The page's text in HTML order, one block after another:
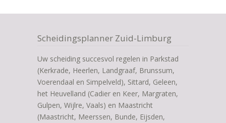
Scheidingsplanner Zuid-Limburg
Uw scheiding succesvol regelen in Parkstad
(Kerkrade, Heerlen, Landgraaf, Brunssum,
Voerendaal en Simpelveld), Sittard, Geleen,
het Heuvelland (Cadier en Keer, Margraten,
Gulpen, Wijlre, Vaals) en Maastricht
(Maastricht, Meerssen, Bunde, Eijsden,